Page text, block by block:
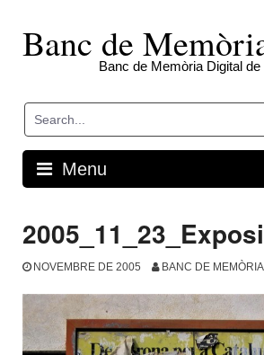
contentBanc de
Banc de Memòria Digital de
Menu
NOVEMBRE DE 2005 BANC DE